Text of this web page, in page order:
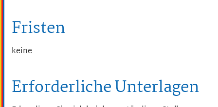
Fristen
keine
Erforderliche Unterlagen